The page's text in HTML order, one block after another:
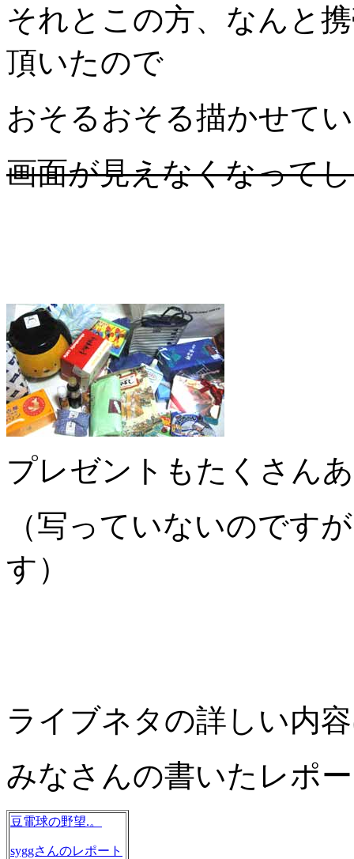
それとこの方、なんと
頂いたので
おそるおそる描かせて
画面が見えなくなって
プレゼントもたくさん
（写っていないのです
す）
ライブネタの詳しい内
みなさんの書いたレポ
豆電球の野望.。
syggさんのレポート